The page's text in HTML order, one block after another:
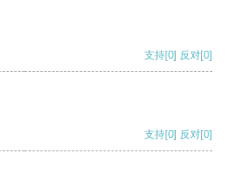
支持[0] 反对[0]
支持[0] 反对[0]